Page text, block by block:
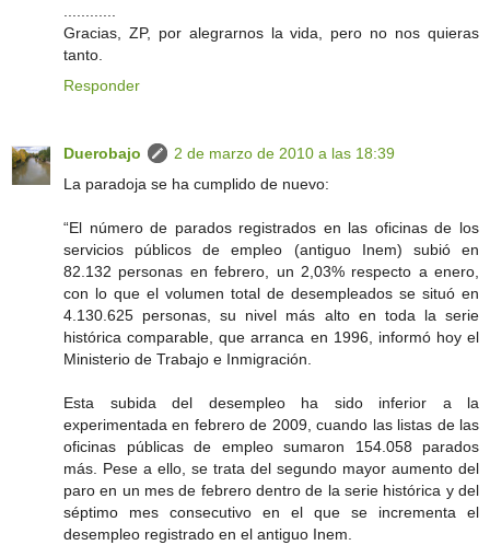
............
Gracias, ZP, por alegrarnos la vida, pero no nos quieras
tanto.
Responder
Duerobajo
2 de marzo de 2010 a las 18:39
La paradoja se ha cumplido de nuevo:
“El número de parados registrados en las oficinas de los
servicios públicos de empleo (antiguo Inem) subió en
82.132 personas en febrero, un 2,03% respecto a enero,
con lo que el volumen total de desempleados se situó en
4.130.625 personas, su nivel más alto en toda la serie
histórica comparable, que arranca en 1996, informó hoy el
Ministerio de Trabajo e Inmigración.
Esta subida del desempleo ha sido inferior a la
experimentada en febrero de 2009, cuando las listas de las
oficinas públicas de empleo sumaron 154.058 parados
más. Pese a ello, se trata del segundo mayor aumento del
paro en un mes de febrero dentro de la serie histórica y del
séptimo mes consecutivo en el que se incrementa el
desempleo registrado en el antiguo Inem.